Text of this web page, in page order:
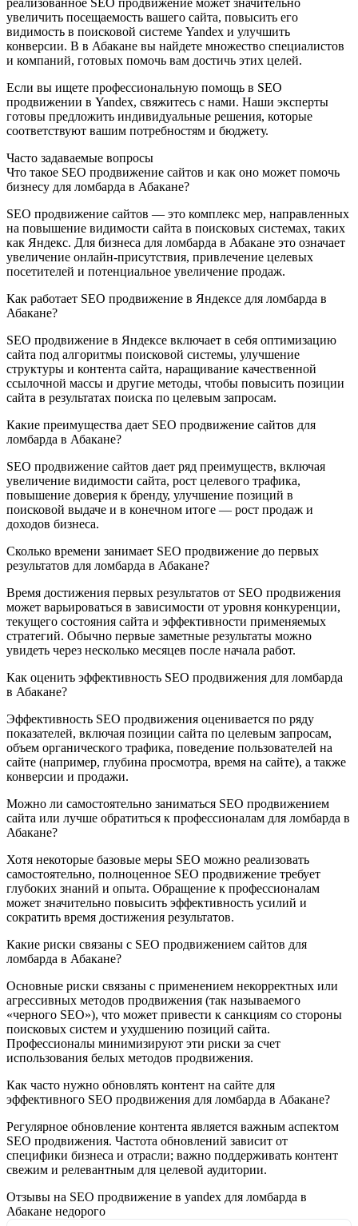
реализованное SEO продвижение может значительно
увеличить посещаемость вашего сайта, повысить его
видимость в поисковой системе Yandex и улучшить
конверсии. В в Абакане вы найдете множество специалистов
и компаний, готовых помочь вам достичь этих целей.
Если вы ищете профессиональную помощь в SEO
продвижении в Yandex, свяжитесь с нами. Наши эксперты
готовы предложить индивидуальные решения, которые
соответствуют вашим потребностям и бюджету.
Часто задаваемые вопросы
Что такое SEO продвижение сайтов и как оно может помочь
бизнесу для ломбарда в Абакане?
SEO продвижение сайтов — это комплекс мер, направленных
на повышение видимости сайта в поисковых системах, таких
как Яндекс. Для бизнеса для ломбарда в Абакане это означает
увеличение онлайн-присутствия, привлечение целевых
посетителей и потенциальное увеличение продаж.
Как работает SEO продвижение в Яндексе для ломбарда в
Абакане?
SEO продвижение в Яндексе включает в себя оптимизацию
сайта под алгоритмы поисковой системы, улучшение
структуры и контента сайта, наращивание качественной
ссылочной массы и другие методы, чтобы повысить позиции
сайта в результатах поиска по целевым запросам.
Какие преимущества дает SEO продвижение сайтов для
ломбарда в Абакане?
SEO продвижение сайтов дает ряд преимуществ, включая
увеличение видимости сайта, рост целевого трафика,
повышение доверия к бренду, улучшение позиций в
поисковой выдаче и в конечном итоге — рост продаж и
доходов бизнеса.
Сколько времени занимает SEO продвижение до первых
результатов для ломбарда в Абакане?
Время достижения первых результатов от SEO продвижения
может варьироваться в зависимости от уровня конкуренции,
текущего состояния сайта и эффективности применяемых
стратегий. Обычно первые заметные результаты можно
увидеть через несколько месяцев после начала работ.
Как оценить эффективность SEO продвижения для ломбарда
в Абакане?
Эффективность SEO продвижения оценивается по ряду
показателей, включая позиции сайта по целевым запросам,
объем органического трафика, поведение пользователей на
сайте (например, глубина просмотра, время на сайте), а также
конверсии и продажи.
Можно ли самостоятельно заниматься SEO продвижением
сайта или лучше обратиться к профессионалам для ломбарда в
Абакане?
Хотя некоторые базовые меры SEO можно реализовать
самостоятельно, полноценное SEO продвижение требует
глубоких знаний и опыта. Обращение к профессионалам
может значительно повысить эффективность усилий и
сократить время достижения результатов.
Какие риски связаны с SEO продвижением сайтов для
ломбарда в Абакане?
Основные риски связаны с применением некорректных или
агрессивных методов продвижения (так называемого
«черного SEO»), что может привести к санкциям со стороны
поисковых систем и ухудшению позиций сайта.
Профессионалы минимизируют эти риски за счет
использования белых методов продвижения.
Как часто нужно обновлять контент на сайте для
эффективного SEO продвижения для ломбарда в Абакане?
Регулярное обновление контента является важным аспектом
SEO продвижения. Частота обновлений зависит от
специфики бизнеса и отрасли; важно поддерживать контент
свежим и релевантным для целевой аудитории.
Отзывы на SEO продвижение в yandex для ломбарда в
Абакане недорого